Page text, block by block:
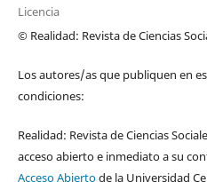
Licencia
© Realidad: Revista de Ciencias
Los autores/as que publiquen en
condiciones:
Realidad: Revista de Ciencias
acceso abierto e inmediato a su
Acceso Abiertode la Universidad